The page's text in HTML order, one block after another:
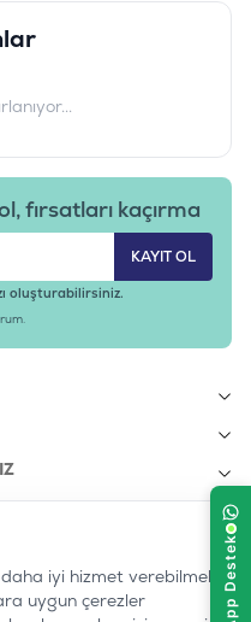
fırsatları kaçırma
KAYIT OL
oluşturabilirsiniz.
daha iyi hizmet verebilmek
uygun çerezler